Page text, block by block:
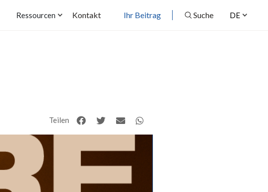
DE
Ressourcen Kontakt Ihr Beitrag Suche
Teilen